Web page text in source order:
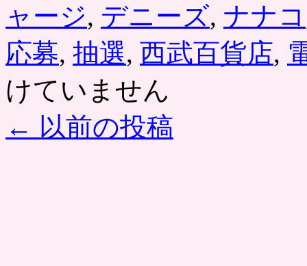
売
や、
ギ
フ
ト
ャージ, デニーズ, ナナコ
応募, 抽選, 西武百貨店,
けていません
← 以前の投稿